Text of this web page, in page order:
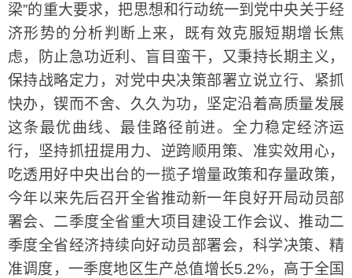
梁”的重大要求，把思想和行动统一到党中央关于经
济形势的分析判断上来，既有效克服短期增长焦
虑，防止急功近利、盲目蛮干，又秉持长期主义，
保持战略定力，对党中央决策部署立说立行、紧抓
快办，锲而不舍、久久为功，坚定沿着高质量发展
这条最优曲线、最佳路径前进。全力稳定经济运
行，坚持抓扭提用力、逆跨顺用策、准实效用心，
吃透用好中央出台的一揽子增量政策和存量政策，
今年以来先后召开全省推动新一年良好开局动员部
署会、二季度全省重大项目建设工作会议、推动二
季度全省经济持续向好动员部署会，科学决策、精
准调度，一季度地区生产总值增长5.2%，高于全国